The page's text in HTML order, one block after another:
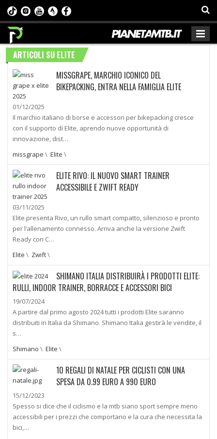
ARTICOLI SU ELITE
MISSGRAPE, MARCHIO ICONICO DEL
BIKEPACKING, ENTRA NELLA FAMIGLIA ELITE
01/12/2025
Il marchio italiano di borse e accessori per bikepacking cresce
con il supporto di Elite, aprendo nuove opportunità di
innovazione, dist…
missgrape \ Elite \
ELITE RIVO: IL NUOVO SMART TRAINER
ACCESSIBILE E ZWIFT READY
03/11/2025
Elite presenta Rivo, un rullo smart compatto, silenzioso e pronto
per l’allenamento connesso. Arriva anche la versione Zwift
Ready con C…
Elite \ Zwift\
SHIMANO ITALIA DISTRIBUIRÀ I PRODOTTI ELITE:
RULLI, INDOOR TRAINER, BORRACCE E ACCESSORI BICI
19/07/2024
A partire dal primo agosto 2024 tutti i prodotti Elite saranno
distribuiti in Italia da Shimano. Shimano Italia gestirà le vendite, il
s…
Shimano \ Elite \
10 REGALI DI NATALE PER CICLISTI CON UNA
SPESA DA 0.99 EURO A 990 EURO
15/12/2023
Spesso si dice che il ciclismo e la mtb siano sport sempre meno
accessibili per i prezzi che comportano e la cura che necessita la
bici,…